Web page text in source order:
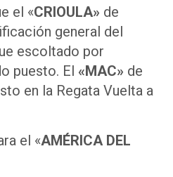
el «CRIOULA» de
general del
escoltado por
puesto. El «MAC» de
en la Regata Vuelta a
el «AMÉRICA DEL